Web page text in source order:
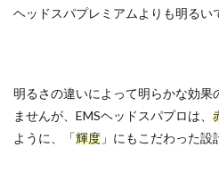
ヘッドスパプレミアムよりも明るい
明るさの違いによって明らかな効果
ませんが、EMSヘッドスパプロは、
ように、「輝度 」にもこだわった設